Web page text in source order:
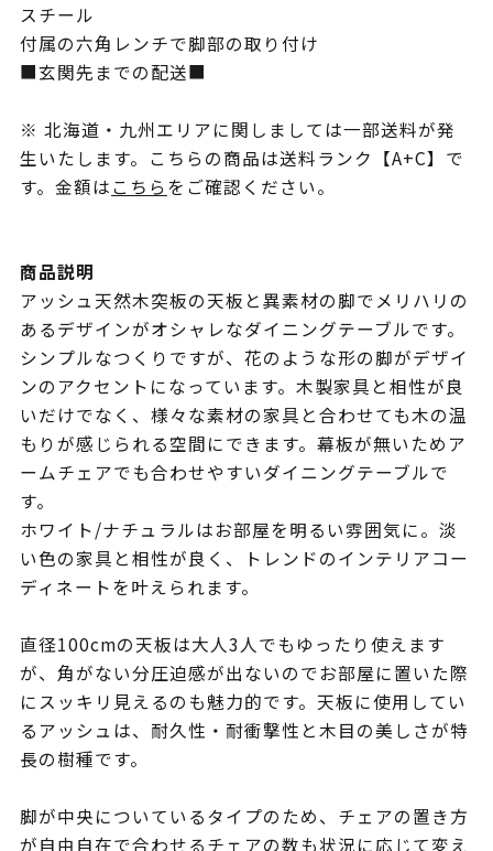
スチール
付属の六角レンチで脚部の取り付け
■玄関先までの配送■
※ 北海道・九州エリアに関しましては一部送料が発
生いたします。こちらの商品は送料ランク【A+C】で
す。金額はこちらをご確認ください。
商品説明
アッシュ天然木突板の天板と異素材の脚でメリハリの
あるデザインがオシャレなダイニングテーブルです。
シンプルなつくりですが、花のような形の脚がデザイ
ンのアクセントになっています。木製家具と相性が良
いだけでなく、様々な素材の家具と合わせても木の温
もりが感じられる空間にできます。幕板が無いためア
ームチェアでも合わせやすいダイニングテーブルで
す。
ホワイト/ナチュラルはお部屋を明るい雰囲気に。淡
い色の家具と相性が良く、トレンドのインテリアコー
ディネートを叶えられます。
直径100cmの天板は大人3人でもゆったり使えます
が、角がない分圧迫感が出ないのでお部屋に置いた際
にスッキリ見えるのも魅力的です。天板に使用してい
るアッシュは、耐久性・耐衝撃性と木目の美しさが特
長の樹種です。
脚が中央についているタイプのため、チェアの置き方
が自由自在で合わせるチェアの数も状況に応じて変え